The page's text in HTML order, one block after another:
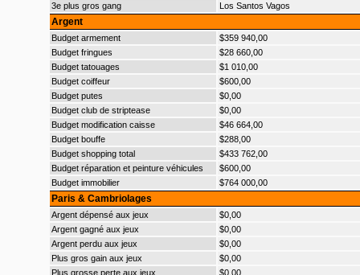
3e plus gros gang
Los Santos Vagos
Argent
Budget armement
$359 940,00
Budget fringues
$28 660,00
Budget tatouages
$1 010,00
Budget coiffeur
$600,00
Budget putes
$0,00
Budget club de striptease
$0,00
Budget modification caisse
$46 664,00
Budget bouffe
$288,00
Budget shopping total
$433 762,00
Budget réparation et peinture véhicules
$600,00
Budget immobilier
$764 000,00
Paris & Cambriolages
Argent dépensé aux jeux
$0,00
Argent gagné aux jeux
$0,00
Argent perdu aux jeux
$0,00
Plus gros gain aux jeux
$0,00
Plus grosse perte aux jeux
$0,00